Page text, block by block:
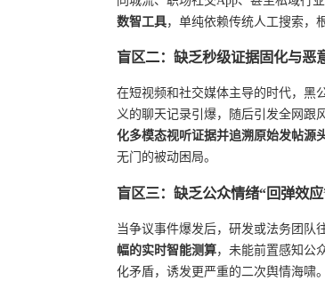
数智工具，单纯依赖传统人工搜索，
盲区二：缺乏秒级证据固化与恶
在短视频和社交媒体主导的时代，黑
义的聊天记录引爆，随后引发全网跟
化多模态视听证据并追溯原始发帖源
无门的被动困局。
盲区三：缺乏公众情绪“回弹效
当争议事件爆发后，研发或法务团队
幅的实时智能测算，未能前置感知公
化矛盾，诱发更严重的二次舆情海啸。